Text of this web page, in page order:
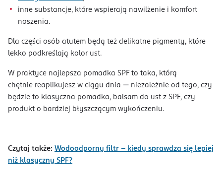
inne substancje, które wspierają nawilżenie i komfort
noszenia.
Dla części osób atutem będą też delikatne pigmenty, które
lekko podkreślają kolor ust.
W praktyce najlepsza pomadka SPF to taka, którą
chętnie reaplikujesz w ciągu dnia — niezależnie od tego, czy
będzie to klasyczna pomadka, balsam do ust z SPF, czy
produkt o bardziej błyszczącym wykończeniu.
Czytaj także: Wodoodporny filtr – kiedy sprawdza się lepiej
niż klasyczny SPF?